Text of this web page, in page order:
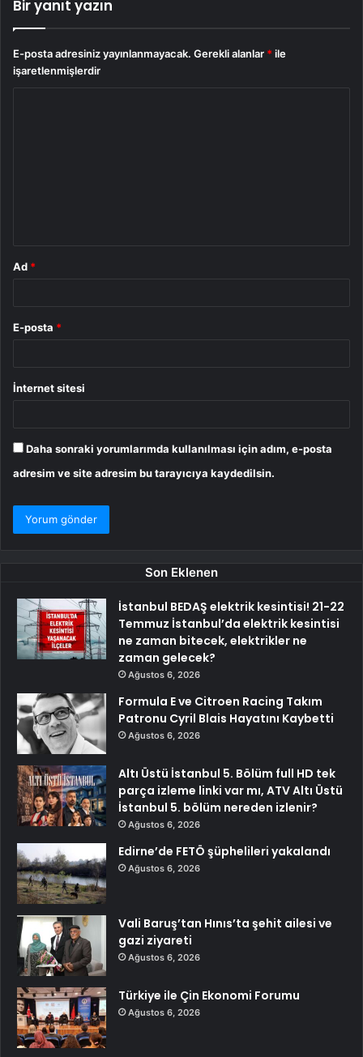
Bir yanıt yazın
E-posta adresiniz yayınlanmayacak. Gerekli alanlar * ile
işaretlenmişlerdir
Ad *
E-posta *
İnternet sitesi
Daha sonraki yorumlarımda kullanılması için adım, e-posta
adresim ve site adresim bu tarayıcıya kaydedilsin.
Son Eklenen
İstanbul BEDAŞ elektrik kesintisi! 21-22
Temmuz İstanbul’da elektrik kesintisi
ne zaman bitecek, elektrikler ne
zaman gelecek?
Ağustos 6, 2026
Formula E ve Citroen Racing Takım
Patronu Cyril Blais Hayatını Kaybetti
Ağustos 6, 2026
Altı Üstü İstanbul 5. Bölüm full HD tek
parça izleme linki var mı, ATV Altı Üstü
İstanbul 5. bölüm nereden izlenir?
Ağustos 6, 2026
Edirne’de FETÖ şüphelileri yakalandı
Ağustos 6, 2026
Vali Baruş’tan Hınıs’ta şehit ailesi ve
gazi ziyareti
Ağustos 6, 2026
Türkiye ile Çin Ekonomi Forumu
Ağustos 6, 2026